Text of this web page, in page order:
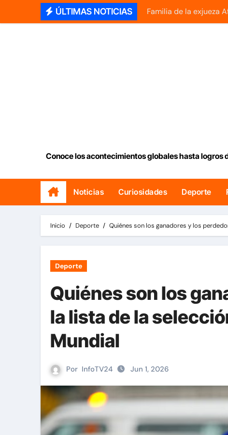
ÚLTIMAS NOTICIAS
Familia de la exjueza
La explicación de los
Caracas puede que
Abelardo De La
Murió Luka, la
Gobierno y
Delcy Rodríguez
Conoce los acontecimientos globales hasta
Noticias Curiosidades Deporte
Inicio Deporte Quiénes son los ganadores y los
Deporte
Quiénes son los
la lista de la
Mundial
Por InfoTV24 Jun 1, 2026